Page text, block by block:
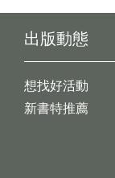
出版動態
想找好活動
新書特推薦